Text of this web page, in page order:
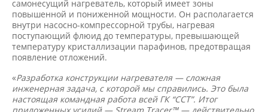
самонесущий нагреватель, который имеет зоны
повышенной и пониженной мощности. Он располагается
внутри насосно-компрессорной трубы, нагревая
поступающий флюид до температуры, превышающей
температуру кристаллизации парафинов, предотвращая
появление отложений.
«Разработка конструкции нагревателя — сложная
инженерная задача, с которой мы справились. Это была
настоящая командная работа всей ГК “ССТ”. Итог